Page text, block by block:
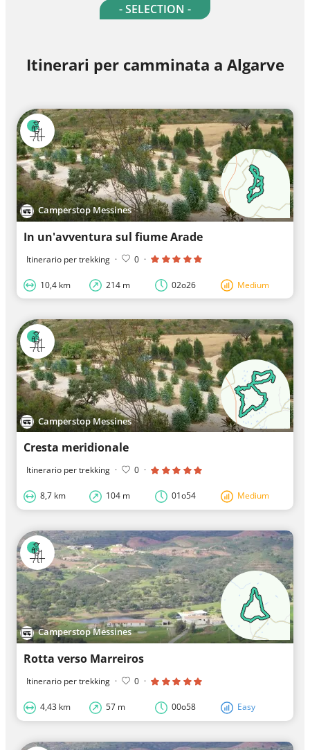
- SELECTION -
Itinerari per camminata a Algarve
Camperstop Messines
In un'avventura sul fiume Arade
Itinerario per trekking · 0 ·
10,4 km 214 m 02o26 Medium
Camperstop Messines
Cresta meridionale
Itinerario per trekking · 0 ·
8,7 km 104 m 01o54 Medium
Camperstop Messines
Rotta verso Marreiros
Itinerario per trekking · 0 ·
4,43 km 57 m 00o58 Easy